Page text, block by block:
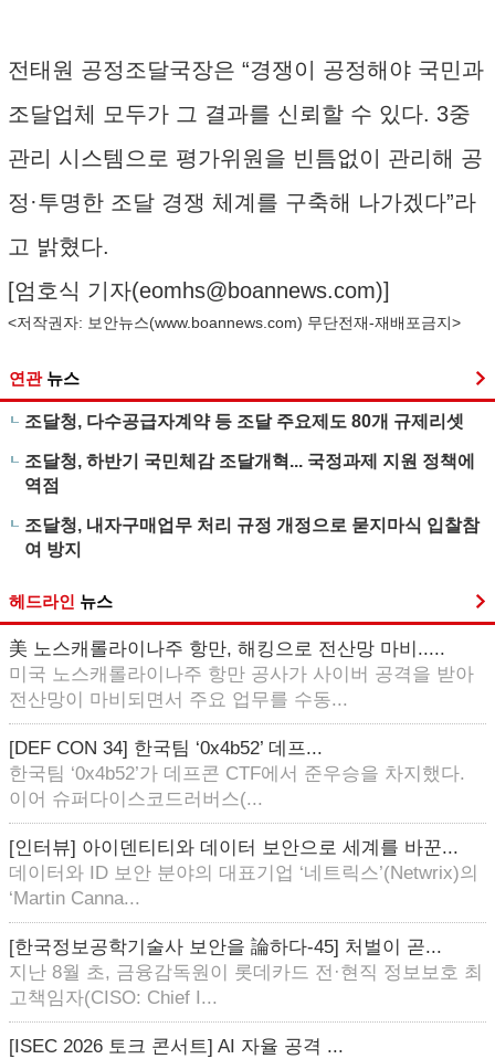
전태원 공정조달국장은 “경쟁이 공정해야 국민과
조달업체 모두가 그 결과를 신뢰할 수 있다. 3중
관리 시스템으로 평가위원을 빈틈없이 관리해 공
정·투명한 조달 경쟁 체계를 구축해 나가겠다”라
고 밝혔다.
[엄호식 기자(eomhs@boannews.com)]
<저작권자: 보안뉴스(www.boannews.com) 무단전재-재배포금지>
연관 뉴스
조달청, 다수공급자계약 등 조달 주요제도 80개 규제리셋
조달청, 하반기 국민체감 조달개혁... 국정과제 지원 정책에
역점
조달청, 내자구매업무 처리 규정 개정으로 묻지마식 입찰참
여 방지
헤드라인 뉴스
美 노스캐롤라이나주 항만, 해킹으로 전산망 마비.....
미국 노스캐롤라이나주 항만 공사가 사이버 공격을 받아
전산망이 마비되면서 주요 업무를 수동...
[DEF CON 34] 한국팀 ‘0x4b52’ 데프...
한국팀 ‘0x4b52’가 데프콘 CTF에서 준우승을 차지했다.
이어 슈퍼다이스코드러버스(...
[인터뷰] 아이덴티티와 데이터 보안으로 세계를 바꾼...
데이터와 ID 보안 분야의 대표기업 ‘네트릭스’(Netwrix)의
‘Martin Canna...
[한국정보공학기술사 보안을 論하다-45] 처벌이 곧...
지난 8월 초, 금융감독원이 롯데카드 전·현직 정보보호 최
고책임자(CISO: Chief I...
[ISEC 2026 토크 콘서트] AI 자율 공격 ...